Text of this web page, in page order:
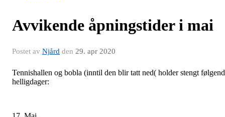
Avvikende åpningstider i mai
Postet av Njård den 29. apr 2020
Tennishallen og bobla (inntil den blir tatt ned( holder stengt
helligdager: